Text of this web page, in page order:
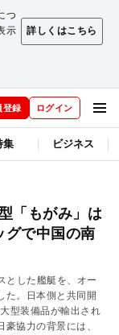
つ
示
詳しくはこちら
登録 ログイン
集 ビジネス
「もがみ」は
で中国の南
とした艦艇を、オー
た。日本側と共同開
型装備品が輸出され
協力の背景には、